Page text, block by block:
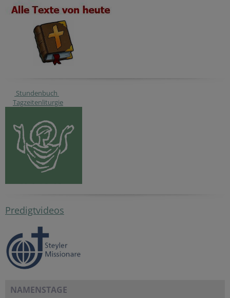
Stundenbuch
Tagzeitenliturgie
Predigtvideos
NAMENSTAGE